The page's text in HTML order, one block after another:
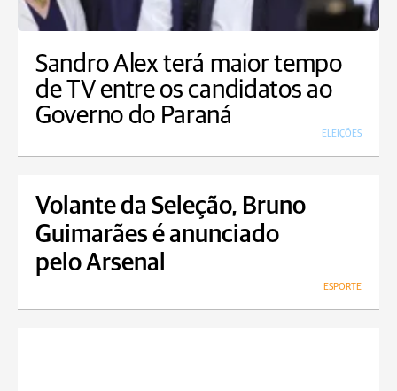
Sandro Alex terá maior tempo
de TV entre os candidatos ao
Governo do Paraná
ELEIÇÕES
Volante da Seleção, Bruno
Guimarães é anunciado
pelo Arsenal
ESPORTE